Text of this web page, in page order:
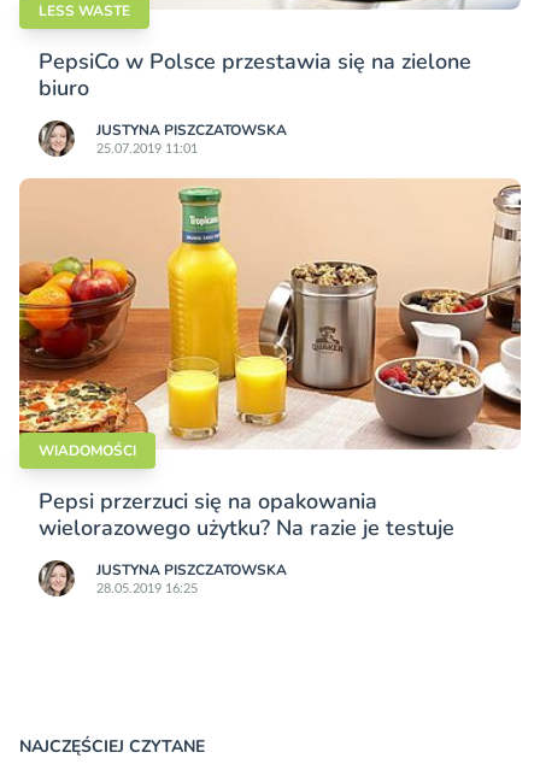
LESS WASTE
PepsiCo w Polsce przestawia się na zielone
biuro
JUSTYNA PISZCZATOWSKA
25.07.2019 11:01
WIADOMOŚCI
Pepsi przerzuci się na opakowania
wielorazowego użytku? Na razie je testuje
JUSTYNA PISZCZATOWSKA
28.05.2019 16:25
NAJCZĘŚCIEJ CZYTANE